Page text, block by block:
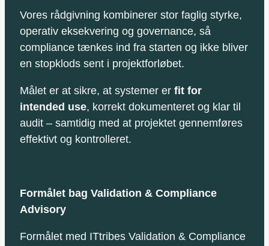
Vores rådgivning kombinerer stor faglig styrke,
operativ eksekvering og governance, så
compliance tænkes ind fra starten og ikke bliver
en stopklods sent i projektforløbet.
Målet er at sikre, at systemer er fit for
intended use, korrekt dokumenteret og klar til
audit – samtidig med at projektet gennemføres
effektivt og kontrolleret.
Formålet bag Validation & Compliance
Advisory
Formålet med ITtribes Validation & Compliance